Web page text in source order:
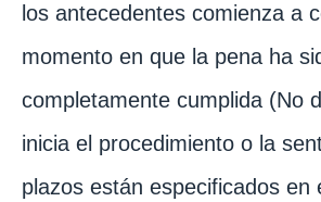
los antecedentes comienza a
momento en que la pena ha
completamente cumplida (No
inicia el procedimiento o la
plazos están especificados en